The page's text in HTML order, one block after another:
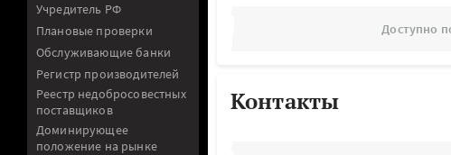
Учредитель РФ
Плановые проверки
Обслуживающие банки
Регистр производителей
Реестр недобросовестных
поставщиков
Доминирующее
положение на рынке
Доступно
Контакты